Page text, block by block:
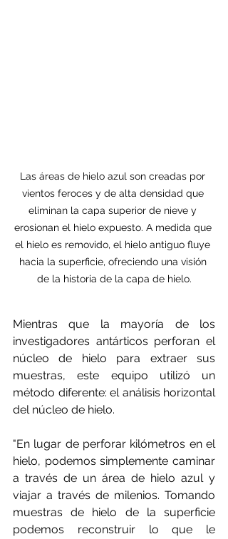
Las áreas de hielo azul son creadas por
vientos feroces y de alta densidad que
eliminan la capa superior de nieve y
erosionan el hielo expuesto. A medida que
el hielo es removido, el hielo antiguo fluye
hacia la superficie, ofreciendo una visión
de la historia de la capa de hielo.
Mientras que la mayoría de los
investigadores antárticos perforan el
núcleo de hielo para extraer sus
muestras, este equipo utilizó un
método diferente: el análisis horizontal
del núcleo de hielo.
"En lugar de perforar kilómetros en el
hielo, podemos simplemente caminar
a través de un área de hielo azul y
viajar a través de milenios. Tomando
muestras de hielo de la superficie
podemos reconstruir lo que le